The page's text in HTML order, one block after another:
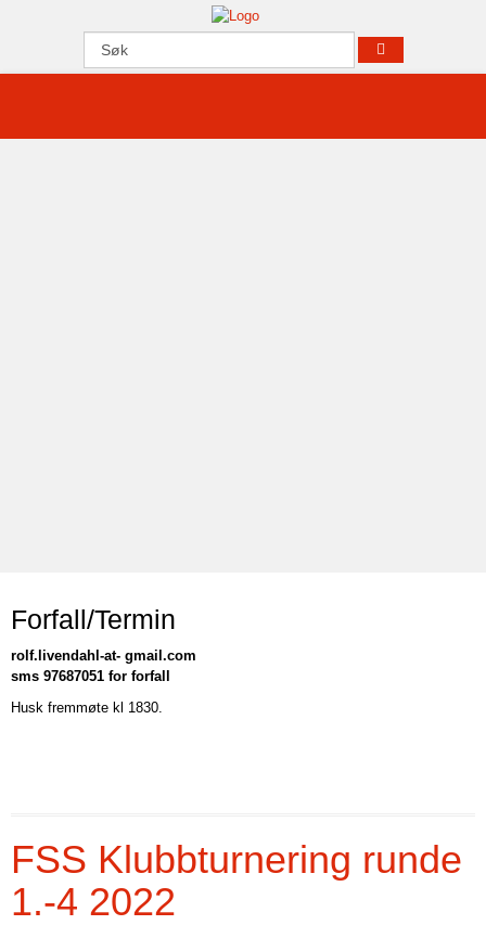
Forfall/Termin
rolf.livendahl-at- gmail.com
sms 97687051 for forfall
Husk fremmøte kl 1830.
FSS Klubbturnering runde
1.-4 2022